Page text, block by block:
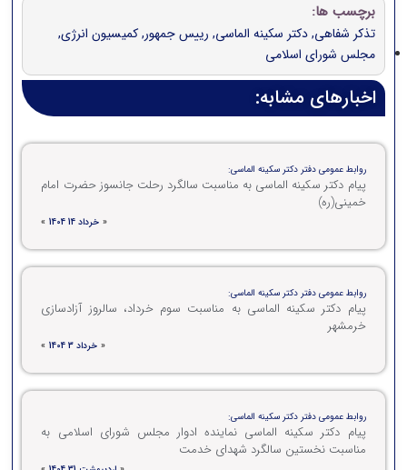
برچسب ها:
تذکر شفاهی,دکتر سکینه الماسی, رییس جمهور,کمیسیون انرژی,
مجلس شورای اسلامی
اخبارهای مشابه:
روابط عمومی دفتر دکتر سکینه الماسی:
پیام دکتر سکینه الماسی به مناسبت سالگرد رحلت جانسوز حضرت امام
خمینی(ره)
« خرداد 14 1404 »
روابط عمومی دفتر دکتر سکینه الماسی:
پیام دکتر سکینه الماسی به مناسبت سوم خرداد، سالروز آزادسازی
خرمشهر
« خرداد 3 1404 »
روابط عمومی دفتر دکتر سکینه الماسی:
پیام دکتر سکینه الماسی نماینده ادوار مجلس شورای اسلامی به
مناسبت نخستین سالگرد شهدای خدمت